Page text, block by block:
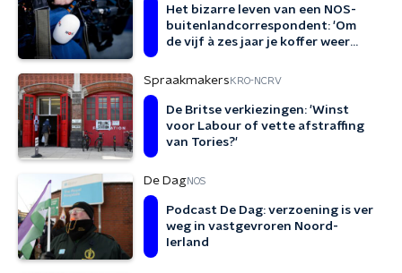
Het bizarre leven van een NOS-
buitenlandcorrespondent: 'Om
de vijf à zes jaar je koffer weer
Spraakmakers KRO-NCRV
De Britse verkiezingen: 'Winst
voor Labour of vette afstraffing
van Tories?'
De DagNOS
Podcast De Dag: verzoening is ver
weg in vastgevroren Noord-
Ierland